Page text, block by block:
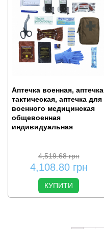
Аптечка военная, аптечка
тактическая, аптечка для
военного медицинская
общевоенная
индивидуальная
4,519.68грн
4,108.80 грн
КУПИТИ